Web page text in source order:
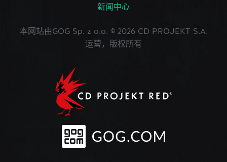
新闻中心
本网站由GOG Sp. z o.o. © 2026 CD PROJEKT S.A.
运营，版权所有